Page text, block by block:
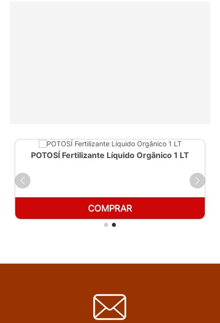
POTOSÍ Fertilizante Líquido Orgânico 1 LT
COMPRAR